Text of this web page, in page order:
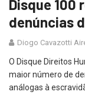
Disque 100
denúncias
Diogo Cavazotti
O Disque Direitos
maior número de
análogas à